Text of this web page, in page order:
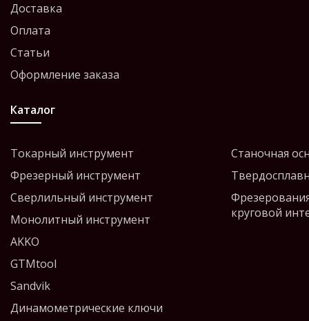
Доставка
Оплата
Статьи
Оформление заказа
Каталог
Токарный инструмент
Фрезерный инструмент
Сверлильный инструмент
Монолитный инструмент
AKKO
GTMtool
Sandvik
Динамометрические ключи
Станочная
круговой